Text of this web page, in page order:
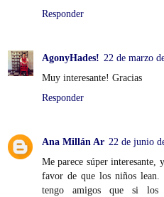
Responder
AgonyHades! 22 de marzo
Muy interesante! Gracias
Responder
Ana Millán Ar 22 de junio
Me parece súper interesante,
favor de que los niños
tengo amigos que si